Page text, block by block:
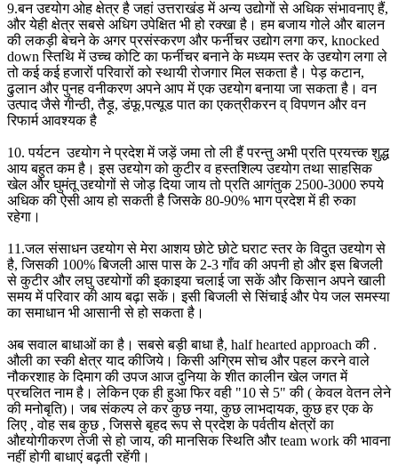
9.बन उद्द्योग ओह क्षेत्र है जहां उत्तराखंड में अन्य उद्योगों से अधिक संभावनाए हैं,
और येही क्षेत्र सबसे अधिग उपेक्षित भी हो रक्खा है। हम बजाय गोले और बालन
की लकड़ी बेचने के अगर प्रसंस्करण और फर्नीचर उद्योग लगा कर, knocked
down स्तिथि में उच्च कोटि का फर्नीचर बनाने के मध्यम स्तर के उद्द्योग लगा ले
तो कई कई हजारों परिवारों को स्थायी रोजगार मिल सकता है। पेड़ कटान,
ढुलान और पुनह वनीकरण अपने आप में एक उद्द्योग बनाया जा सकता है। वन
उत्पाद जैसे गीन्ठी, तैड़ू, डंफू,पत्यूड पात का एकत्रीकरन व् विपणन और वन
रिफार्म आवश्यक है
10. पर्यटन उद्द्योग ने प्रदेश में जड़ें जमा तो ली हैं परन्तु अभी प्रति प्रयत्त्क शुद्ध
आय बहुत कम है। इस उद्द्योग को कुटीर व हस्तशिल्प उद्द्योग तथा साहसिक
खेल और घुमंतू उद्द्योगों से जोड़ दिया जाय तो प्रति आगंतुक 2500-3000 रुपये
अधिक की ऐसी आय हो सकती है जिसके 80-90% भाग प्रदेश में ही रुका
रहेगा।
11.जल संसाधन उद्द्योग से मेरा आशय छोटे छोटे घराट स्तर के विदुत उद्द्योग से
है, जिसकी 100% बिजली आस पास के 2-3 गाँव की अपनी हो और इस बिजली
से कुटीर और लघु उद्द्योगों की इकाइया चलाई जा सकें और किसान अपने खाली
समय में परिवार की आय बढ़ा सकें। इसी बिजली से सिंचाई और पेय जल समस्या
का समाधान भी आसानी से हो सकता है।
अब सवाल बाधाओं का है। सबसे बड़ी बाधा है, half hearted approach की .
औली का स्की क्षेत्र याद कीजिये। किसी अग्रिम सोच और पहल करने वाले
नौकरशाह के दिमाग की उपज आज दुनिया के शीत कालीन खेल जगत में
प्रचलित नाम है। लेकिन एक ही हुआ फिर वही "10 से 5" की ( केवल वेतन लेने
की मनोबृति)। जब संकल्प ले कर कुछ नया, कुछ लाभदायक, कुछ हर एक के
लिए , वोह सब कुछ , जिससे बृहद रूप से प्रदेश के पर्वतीय क्षेत्रों का
औद्द्योगीकरण तेजी से हो जाय, की मानसिक स्थिति और team work की भावना
नहीं होगी बाधाएं बढ़ती रहेंगी।